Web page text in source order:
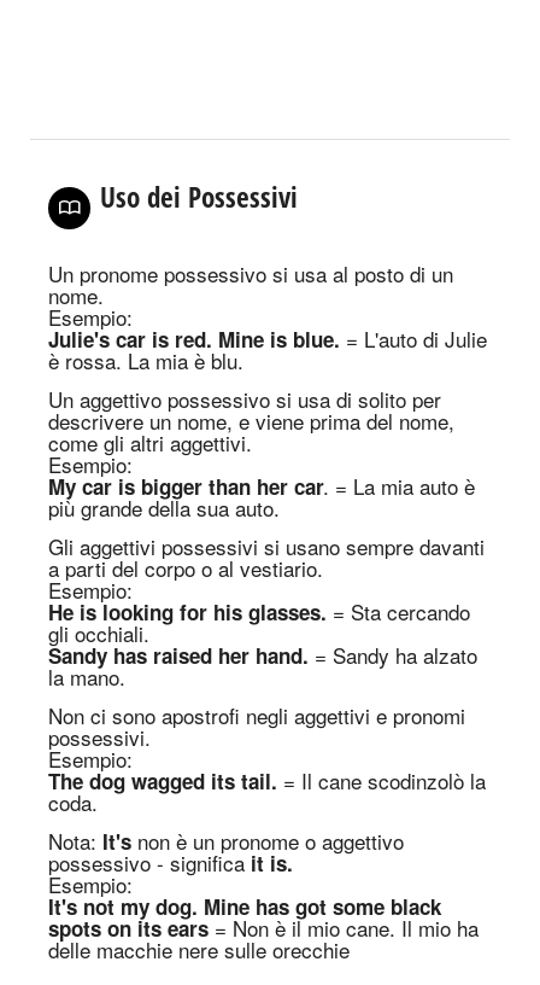
Uso dei Possessivi
Un pronome possessivo si usa al posto di un
nome.
Esempio:
Julie's car is red. Mine is blue. = L'auto di Julie
è rossa. La mia è blu.
Un aggettivo possessivo si usa di solito per
descrivere un nome, e viene prima del nome,
come gli altri aggettivi.
Esempio:
My car is bigger than her car. = La mia auto è
più grande della sua auto.
Gli aggettivi possessivi si usano sempre davanti
a parti del corpo o al vestiario.
Esempio:
He is looking for his glasses. = Sta cercando
gli occhiali.
Sandy has raised her hand. = Sandy ha alzato
la mano.
Non ci sono apostrofi negli aggettivi e pronomi
possessivi.
Esempio:
The dog wagged its tail. = Il cane scodinzolò la
coda.
Nota: It's non è un pronome o aggettivo
possessivo - significa it is.
Esempio:
It's not my dog. Mine has got some black
spots on its ears = Non è il mio cane. Il mio ha
delle macchie nere sulle orecchie